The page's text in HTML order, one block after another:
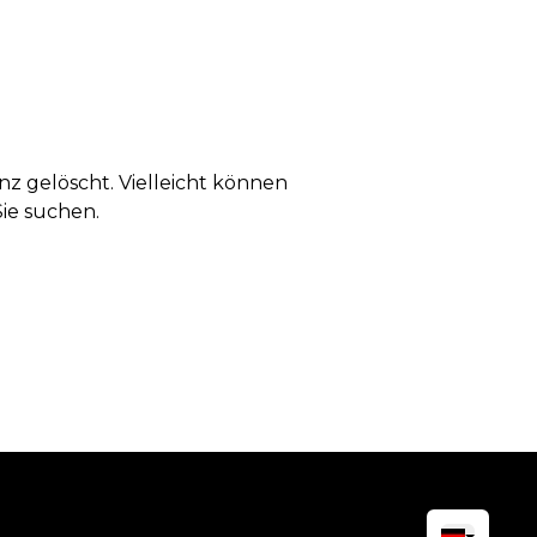
gelöscht. Vielleicht können
suchen.